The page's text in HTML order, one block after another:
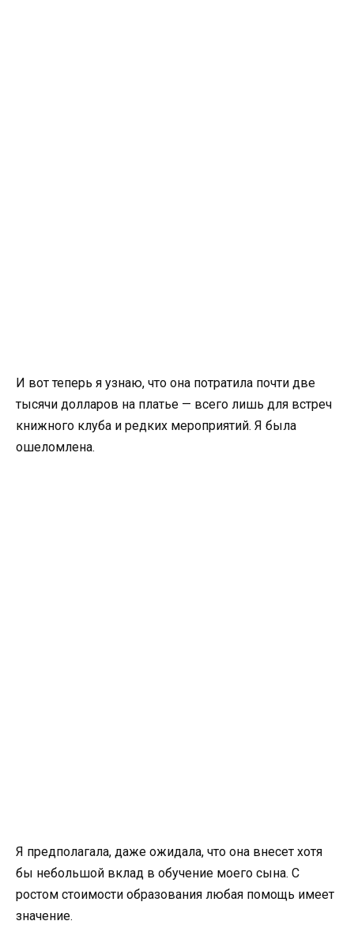
И вот теперь я узнаю, что она потратила почти две
тысячи долларов на платье — всего лишь для встреч
книжного клуба и редких мероприятий. Я была
ошеломлена.
Я предполагала, даже ожидала, что она внесет хотя
бы небольшой вклад в обучение моего сына. С
ростом стоимости образования любая помощь имеет
значение.